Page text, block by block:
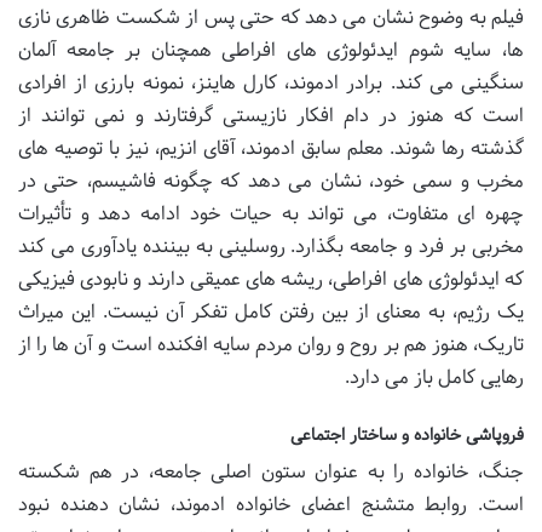
فیلم به وضوح نشان می دهد که حتی پس از شکست ظاهری نازی
ها، سایه شوم ایدئولوژی های افراطی همچنان بر جامعه آلمان
سنگینی می کند. برادر ادموند، کارل هاینز، نمونه بارزی از افرادی
است که هنوز در دام افکار نازیستی گرفتارند و نمی توانند از
گذشته رها شوند. معلم سابق ادموند، آقای انزیم، نیز با توصیه های
مخرب و سمی خود، نشان می دهد که چگونه فاشیسم، حتی در
چهره ای متفاوت، می تواند به حیات خود ادامه دهد و تأثیرات
مخربی بر فرد و جامعه بگذارد. روسلینی به بیننده یادآوری می کند
که ایدئولوژی های افراطی، ریشه های عمیقی دارند و نابودی فیزیکی
یک رژیم، به معنای از بین رفتن کامل تفکر آن نیست. این میراث
تاریک، هنوز هم بر روح و روان مردم سایه افکنده است و آن ها را از
رهایی کامل باز می دارد.
فروپاشی خانواده و ساختار اجتماعی
جنگ، خانواده را به عنوان ستون اصلی جامعه، در هم شکسته
است. روابط متشنج اعضای خانواده ادموند، نشان دهنده نبود